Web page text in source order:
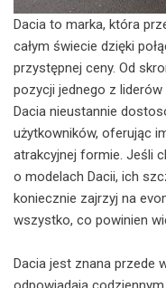
Dacia to marka, która
całym świecie dzięki
przystępnej ceny. Od
pozycji jednego z
Dacia nieustannie
użytkowników, oferując
atrakcyjnej formie. Jeśli
o modelach Dacii, ich
koniecznie zajrzyj na
wszystko, co powinien
Dacia jest znana przede